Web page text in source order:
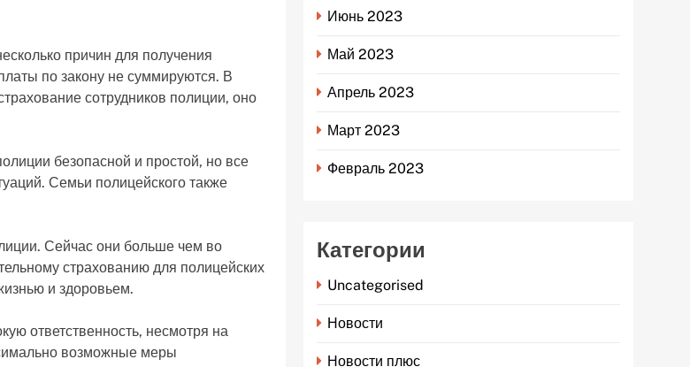
причин для получения
по закону не суммируются. В
сотрудников полиции, оно
безопасной и простой, но все
Семьи полицейского также
Сейчас они больше чем во
страхованию для полицейских
и здоровьем.
ответственность, несмотря на
возможные меры
Июнь 2023
Май 2023
Апрель 2023
Март 2023
Февраль 2023
Категории
Uncategorised
Новости
Новости плюс